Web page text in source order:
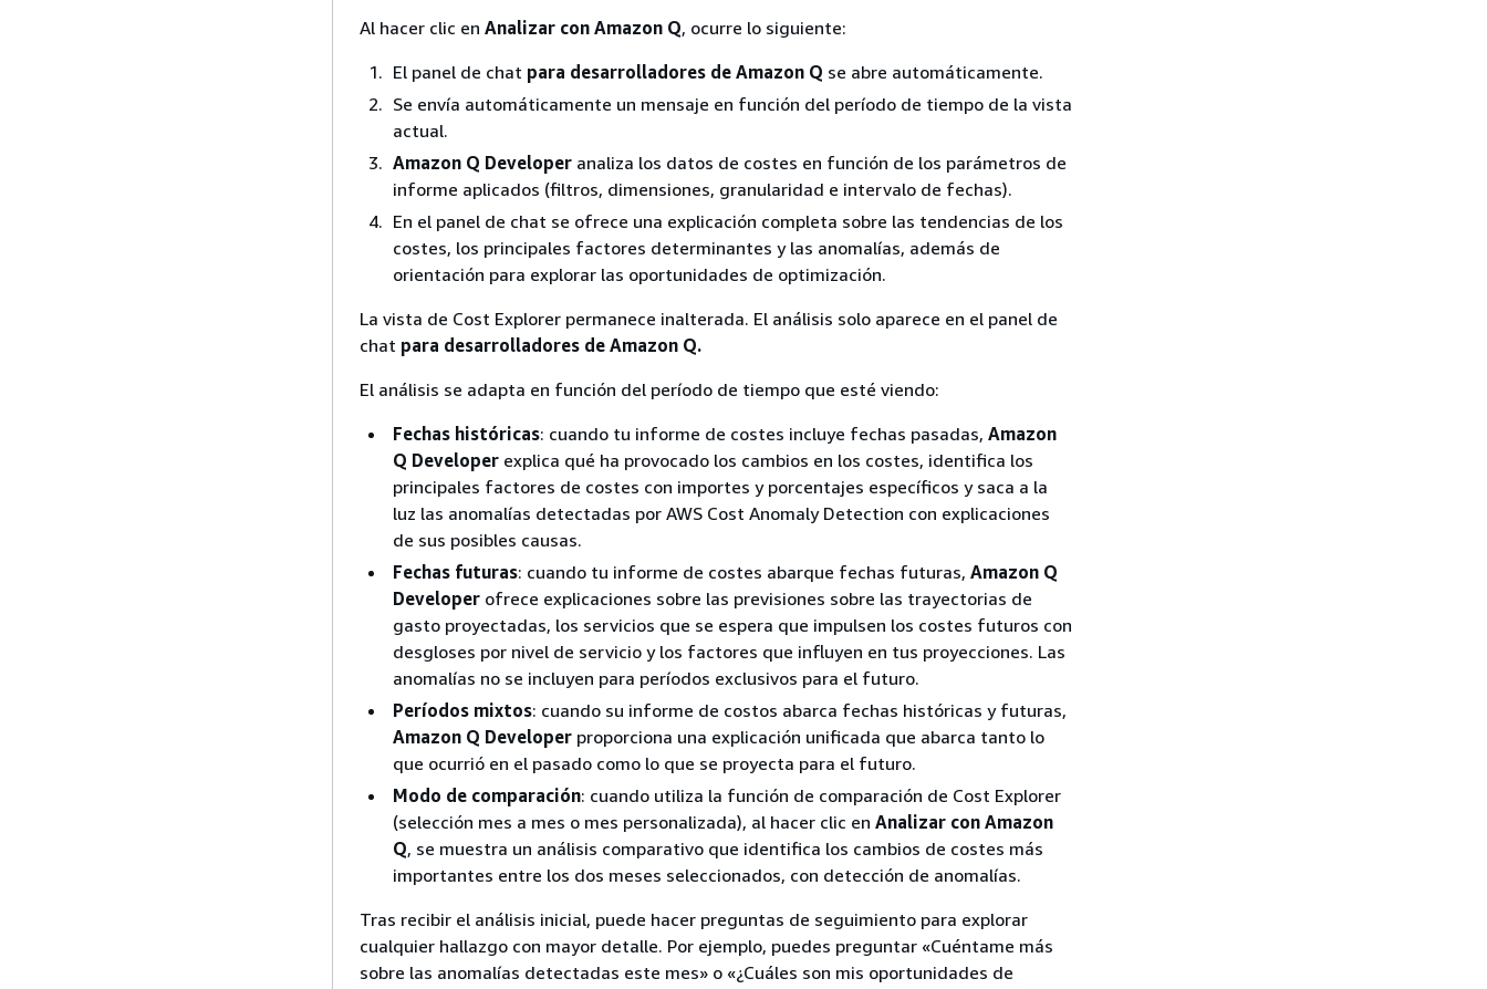
Al hacer clic en Analizar con Amazon Q, ocurre lo siguiente:
El panel de chat para desarrolladores de Amazon Q se abre automáticamente.
Se envía automáticamente un mensaje en función del período de tiempo de la vista
actual.
Amazon Q Developer analiza los datos de costes en función de los parámetros de
informe aplicados (filtros, dimensiones, granularidad e intervalo de fechas).
En el panel de chat se ofrece una explicación completa sobre las tendencias de los
costes, los principales factores determinantes y las anomalías, además de
orientación para explorar las oportunidades de optimización.
La vista de Cost Explorer permanece inalterada. El análisis solo aparece en el panel de
chat para desarrolladores de Amazon Q.
El análisis se adapta en función del período de tiempo que esté viendo:
Fechas históricas: cuando tu informe de costes incluye fechas pasadas, Amazon
Q Developer explica qué ha provocado los cambios en los costes, identifica los
principales factores de costes con importes y porcentajes específicos y saca a la
luz las anomalías detectadas por AWS Cost Anomaly Detection con explicaciones
de sus posibles causas.
Fechas futuras: cuando tu informe de costes abarque fechas futuras, Amazon Q
Developer ofrece explicaciones sobre las previsiones sobre las trayectorias de
gasto proyectadas, los servicios que se espera que impulsen los costes futuros con
desgloses por nivel de servicio y los factores que influyen en tus proyecciones. Las
anomalías no se incluyen para períodos exclusivos para el futuro.
Períodos mixtos: cuando su informe de costos abarca fechas históricas y futuras,
Amazon Q Developer proporciona una explicación unificada que abarca tanto lo
que ocurrió en el pasado como lo que se proyecta para el futuro.
Modo de comparación: cuando utiliza la función de comparación de Cost Explorer
(selección mes a mes o mes personalizada), al hacer clic en Analizar con Amazon
Q, se muestra un análisis comparativo que identifica los cambios de costes más
importantes entre los dos meses seleccionados, con detección de anomalías.
Tras recibir el análisis inicial, puede hacer preguntas de seguimiento para explorar
cualquier hallazgo con mayor detalle. Por ejemplo, puedes preguntar «Cuéntame más
sobre las anomalías detectadas este mes» o «¿Cuáles son mis oportunidades de